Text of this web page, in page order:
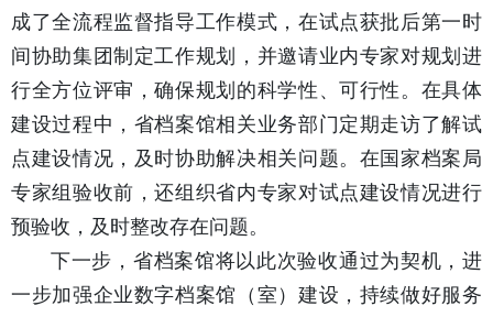
成了全流程监督指导工作模式，在试点获批后第一时
间协助集团制定工作规划，并邀请业内专家对规划进
行全方位评审，确保规划的科学性、可行性。在具体
建设过程中，省档案馆相关业务部门定期走访了解试
点建设情况，及时协助解决相关问题。在国家档案局
专家组验收前，还组织省内专家对试点建设情况进行
预验收，及时整改存在问题。
下一步，省档案馆将以此次验收通过为契机，进
一步加强企业数字档案馆（室）建设，持续做好服务